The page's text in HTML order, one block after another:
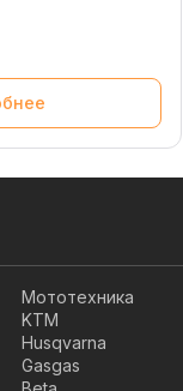
Мототехника
KTM
Husqvarna
Gasgas